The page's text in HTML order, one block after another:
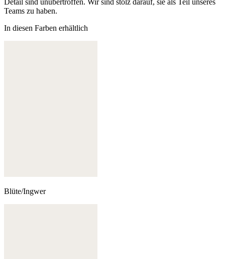
Teams zu haben.
In diesen Farben erhältlich
Blüte/Ingwer